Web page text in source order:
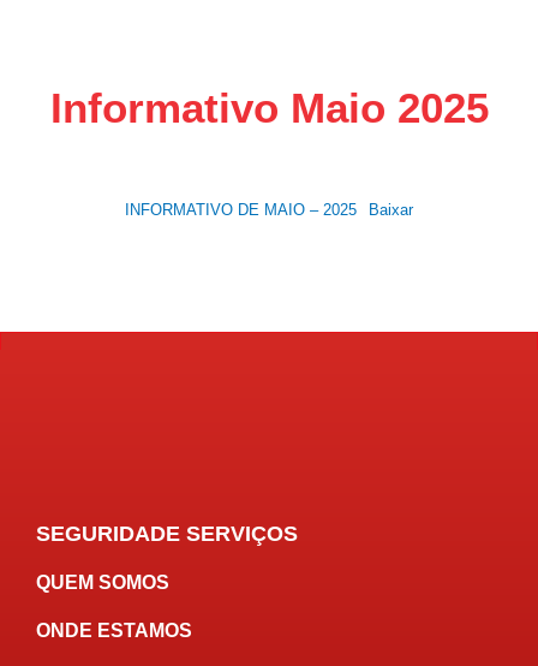
Informativo Maio 2025
INFORMATIVO DE MAIO – 2025 Baixar
SEGURIDADE SERVIÇOS
QUEM SOMOS
ONDE ESTAMOS